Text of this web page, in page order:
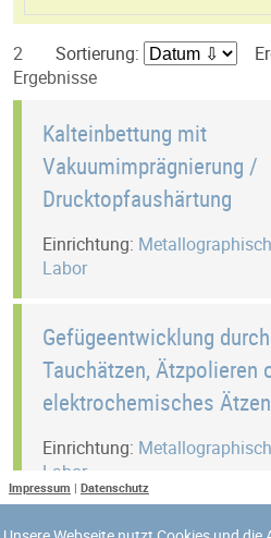
Sortierung:
2
Ergebnisse
Kalteinbettung mit
Vakuumimprägnierung /
Drucktopfaushärtung
Einrichtung:
Labor
Gefügeentwicklung durch
Tauchätzen, Ätzpolieren
elektrochemisches Ätzen
Einrichtung:
Labor
Impressum | Datenschutz